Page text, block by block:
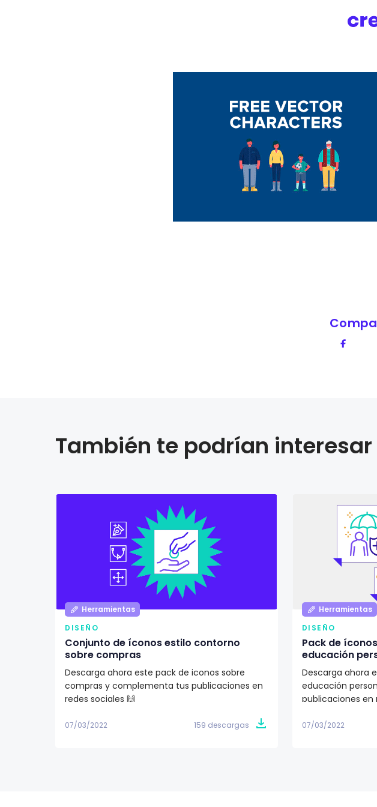
También te podrían
Herramientas
DISEÑO
Conjunto de íconos estilo contorno
sobre compras
Descarga ahora este pack de iconos sobre
compras y complementa tus publicaciones en
redes sociales 🙌
07/03/2022 159 descargas
Herramientas
DISEÑO
Pack de
educación
Descarga ahora
educación
publicaciones en
07/03/2022